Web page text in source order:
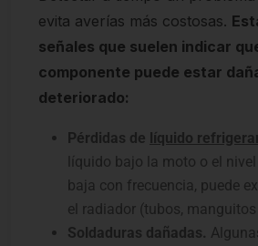
evita averías más costosas.
señales que suelen indicar
componente puede estar
deteriorado:
Pérdidas de líquido
líquido bajo la moto o el
baja con frecuencia, puede
el radiador (tubos, manguitos
Soldaduras dañadas.